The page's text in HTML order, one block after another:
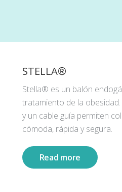
STELLA®
Stella® es un balón
tratamiento de la
y un cable guía permiten
cómoda, rápida y segura.
Read more